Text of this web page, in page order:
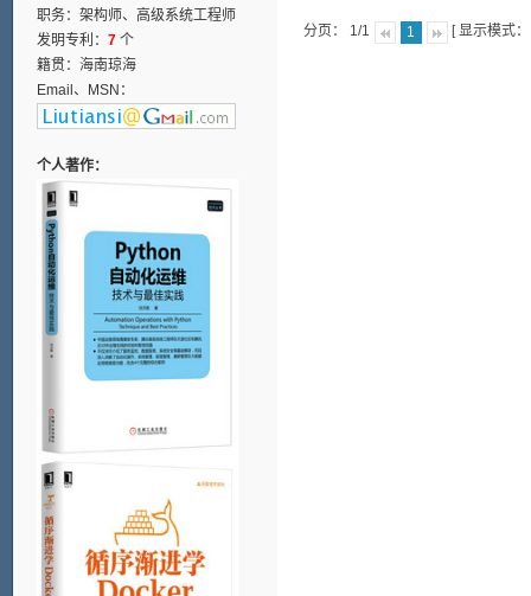
分页： 1/1 1 [ 显示模式
职务：架构师、高级系统工程师
发明专利： 7个
籍贯：海南琼海
Email、MSN：
个人著作：